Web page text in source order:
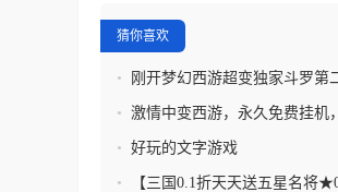
猜你喜欢
• 刚开梦幻西游超变独家斗罗第
• 激情中变西游，永久免费挂机
• 好玩的文字游戏
• 【三国0.1折天天送五星名将